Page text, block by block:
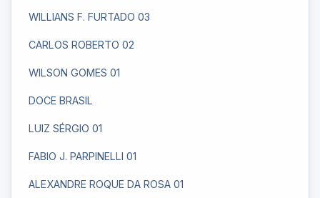
WILLIANS F. FURTADO 03
CARLOS ROBERTO 02
WILSON GOMES 01
DOCE BRASIL
LUIZ SÉRGIO 01
FABIO J. PARPINELLI 01
ALEXANDRE ROQUE DA ROSA 01